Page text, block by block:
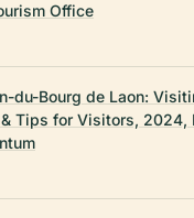
Office
du-Bourg de Laon:
Tips for Visitors, 2024,